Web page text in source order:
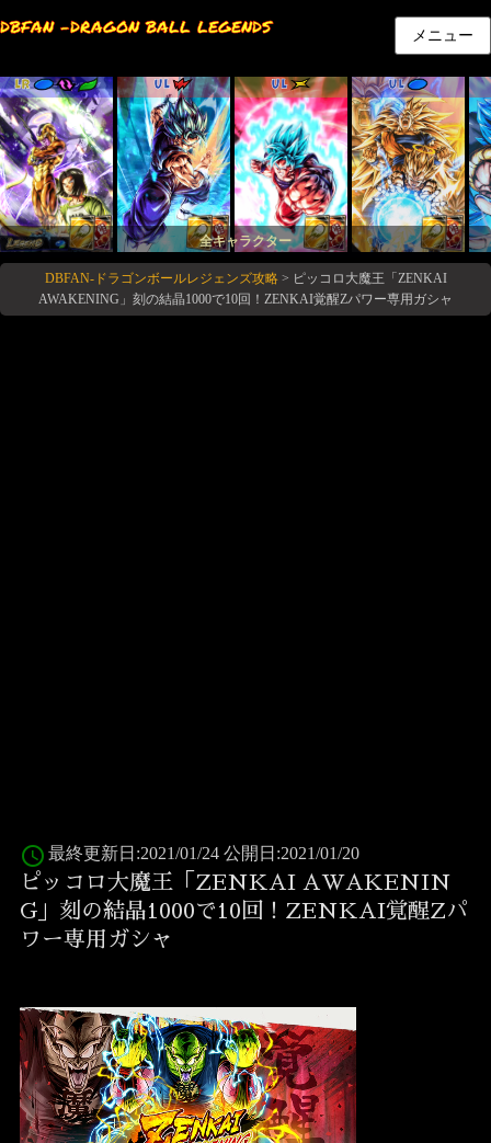
DBFAN -DRAGON BALL LEGENDS メニュー
LR UL UL UL
全キャラクター
DBFAN-ドラゴンボールレジェンズ攻略> ピッコロ大魔王「ZENKAI
AWAKENING」刻の結晶1000で10回！ZENKAI覚醒Zパワー専用ガシャ
access_time 最終更新日:2021/01/24 公開日:2021/01/20
ピッコロ大魔王「ZENKAI AWAKENIN
G」刻の結晶1000で10回！ZENKAI覚醒Zパ
ワー専用ガシャ